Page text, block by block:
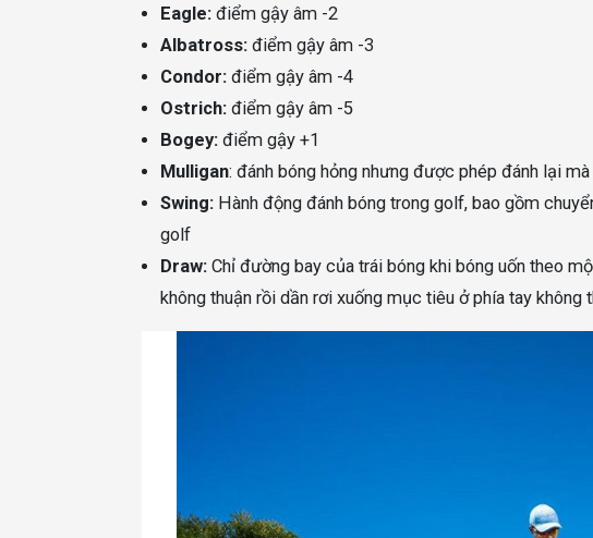
Eagle: điểm gậy âm -2
Albatross: điểm gậy âm -3
Condor: điểm gậy âm -4
Ostrich: điểm gậy âm -5
Bogey: điểm gậy +1
Mulligan: đánh bóng hỏng nhưng được phép đánh lại
Swing: Hành động đánh bóng trong golf, bao gồm
golf
Draw: Chỉ đường bay của trái bóng khi bóng uốn theo
không thuận rồi dần rơi xuống mục tiêu ở phía tay không